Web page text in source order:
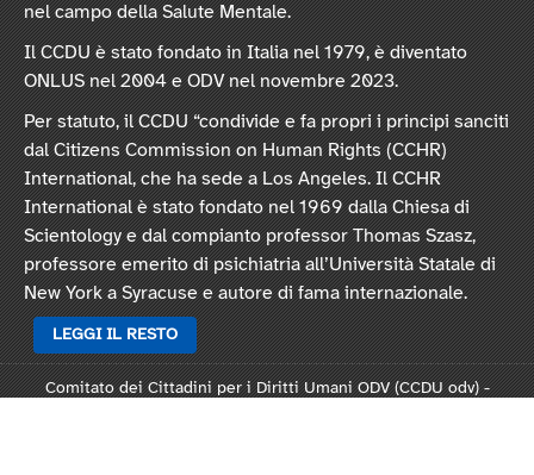
nel campo della Salute Mentale.
Il CCDU è stato fondato in Italia nel 1979, è diventato
ONLUS nel 2004 e ODV nel novembre 2023.
Per statuto, il CCDU “condivide e fa propri i principi sanciti
dal Citizens Commission on Human Rights (CCHR)
International, che ha sede a Los Angeles. Il CCHR
International è stato fondato nel 1969 dalla Chiesa di
Scientology e dal compianto professor Thomas Szasz,
professore emerito di psichiatria all’Università Statale di
New York a Syracuse e autore di fama internazionale.
LEGGI IL RESTO
Comitato dei Cittadini per i Diritti Umani ODV (CCDU odv) -